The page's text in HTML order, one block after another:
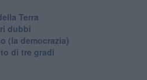
Terra
dubbi
(la democrazia)
di tre gradi